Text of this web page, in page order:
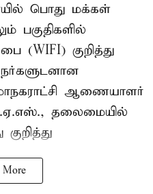
பொது மக்கள்
பகுதிகளில்
(WIFI) குறித்து
ஆணையாளர்
தலைமையில்